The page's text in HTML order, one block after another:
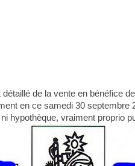
de la vente en bénéfice
en ce samedi 30
hypothèque, vraiment proprio